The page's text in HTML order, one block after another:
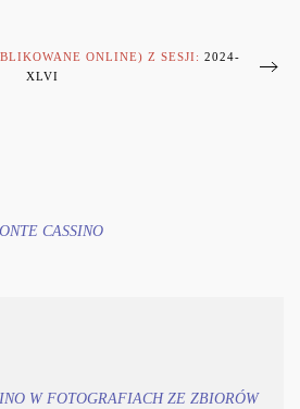
ONLINE) Z SESJI: 2024-
XLVI
CASSINO
W FOTOGRAFIACH ZE ZBIORÓW